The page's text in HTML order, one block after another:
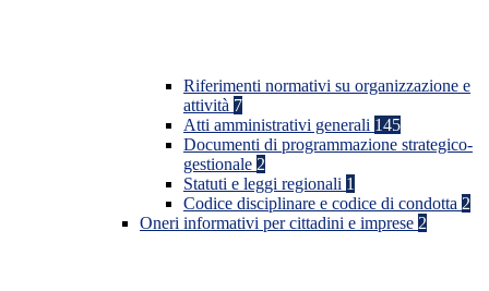
Riferimenti normativi su organizzazione e
attività 7
Atti amministrativi generali 145
Documenti di programmazione strategico-
gestionale 2
Statuti e leggi regionali 1
Codice disciplinare e codice di condotta 2
Oneri informativi per cittadini e imprese 2